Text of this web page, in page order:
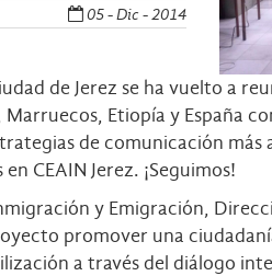
05 - Dic - 2014
de Jerez se ha vuelto a
Etiopía y España
de comunicación más
CEAIN Jerez. ¡Seguimos!
y Emigración,
promover una
a través del diálogo